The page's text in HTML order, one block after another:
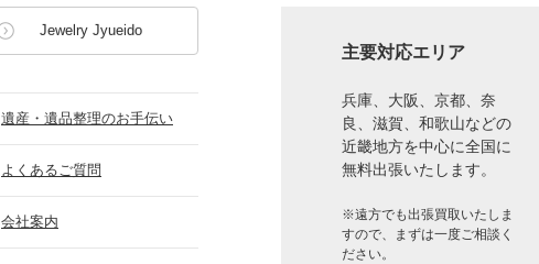
Jewelry Jyueido
遺産・遺品整理のお手伝い
よくあるご質問
会社案内
主要対応エリア
兵庫、大阪、京都、奈
良、滋賀、和歌山などの
近畿地方を中心に全国に
無料出張いたします。
※遠方でも出張買取いたしま
すので、まずは一度ご相談く
ださい。